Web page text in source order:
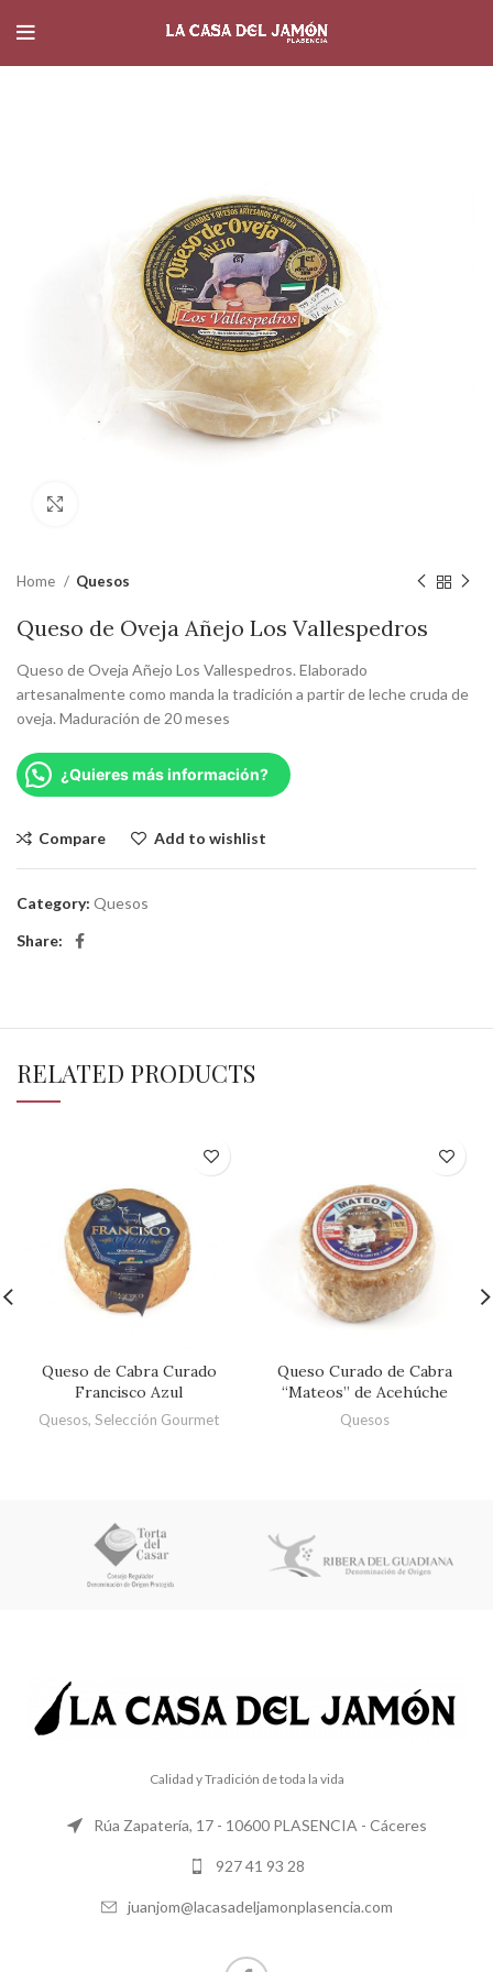
Home Quesos
Queso de Oveja Añejo Los Vallespedros
Queso de Oveja Añejo Los Vallespedros. Elaborado
artesanalmente como manda la tradición a partir de leche cruda de
oveja. Maduración de 20 meses
¿Quieres más información?
Compare Add to wishlist
Category: Quesos
Share:
RELATED PRODUCTS
Queso de Cabra Curado
Francisco Azul
Quesos, Selección Gourmet
Queso Curado de Cabra
“Mateos” de Acehúche
Quesos
Calidad y Tradición de toda la vida
Rúa Zapatería, 17 - 10600 PLASENCIA - Cáceres
927 41 93 28
juanjom@lacasadeljamonplasencia.com